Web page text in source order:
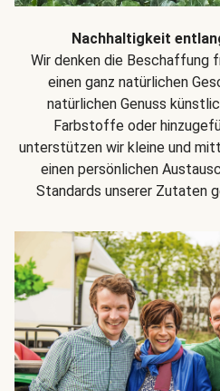
Nachhaltigkeit
Wir denken die Beschaffung
einen ganz natürlichen
natürlichen Genuss
Farbstoffe oder
unterstützen wir kleine und
einen persönlichen
Standards unserer Zutaten